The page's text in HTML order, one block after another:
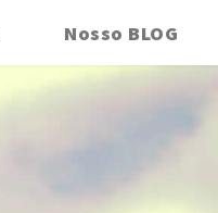
Nosso BLOG